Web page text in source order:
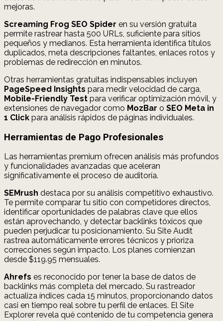
mejoras.
Screaming Frog SEO Spider en su versión gratuita
permite rastrear hasta 500 URLs, suficiente para sitios
pequeños y medianos. Esta herramienta identifica títulos
duplicados, meta descripciones faltantes, enlaces rotos y
problemas de redirección en minutos.
Otras herramientas gratuitas indispensables incluyen
PageSpeed Insights para medir velocidad de carga,
Mobile-Friendly Test para verificar optimización móvil, y
extensiones de navegador como MozBar o SEO Meta in
1 Click para análisis rápidos de páginas individuales.
Herramientas de Pago Profesionales
Las herramientas premium ofrecen análisis más profundos
y funcionalidades avanzadas que aceleran
significativamente el proceso de auditoría.
SEMrush destaca por su análisis competitivo exhaustivo.
Te permite comparar tu sitio con competidores directos,
identificar oportunidades de palabras clave que ellos
están aprovechando, y detectar backlinks tóxicos que
pueden perjudicar tu posicionamiento. Su Site Audit
rastrea automáticamente errores técnicos y prioriza
correcciones según impacto. Los planes comienzan
desde $119.95 mensuales.
Ahrefs es reconocido por tener la base de datos de
backlinks más completa del mercado. Su rastreador
actualiza índices cada 15 minutos, proporcionando datos
casi en tiempo real sobre tu perfil de enlaces. El Site
Explorer revela qué contenido de tu competencia genera